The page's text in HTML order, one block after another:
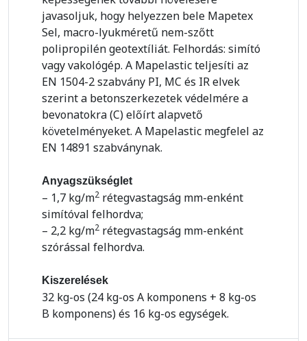
javasoljuk, hogy helyezzen bele Mapetex
Sel, macro-lyukméretű nem-szőtt
polipropilén geotextíliát. Felhordás: simító
vagy vakológép. A Mapelastic teljesíti az
EN 1504-2 szabvány PI, MC és IR elvek
szerint a betonszerkezetek védelmére a
bevonatokra (C) előírt alapvető
követelményeket. A Mapelastic megfelel az
EN 14891 szabványnak.
Anyagszükséglet
– 1,7 kg/m2 rétegvastagság mm-enként
simítóval felhordva;
– 2,2 kg/m2 rétegvastagság mm-enként
szórással felhordva.
Kiszerelések
32 kg-os (24 kg-os A komponens + 8 kg-os
B komponens) és 16 kg-os egységek.